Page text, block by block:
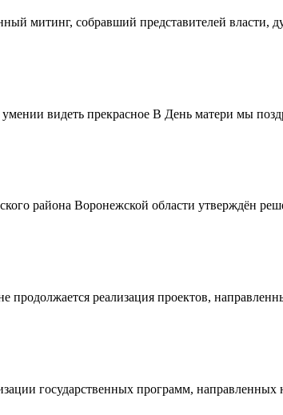
митинг, собравший представителей
видеть прекрасное В День матери мы
района Воронежской области утверждён
реализация проектов,
государственных программ,